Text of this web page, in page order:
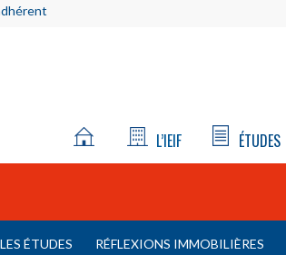
L’IEIF ÉTUDES
LES ÉTUDES RÉFLEXIONS IMMOBILIÈRES